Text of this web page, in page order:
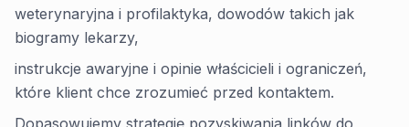
weterynaryjna i profilaktyka, dowodów takich jak
biogramy lekarzy,
instrukcje awaryjne i opinie właścicieli i ograniczeń,
które klient chce zrozumieć przed kontaktem.
Dopasowujemy strategię pozyskiwania linków do